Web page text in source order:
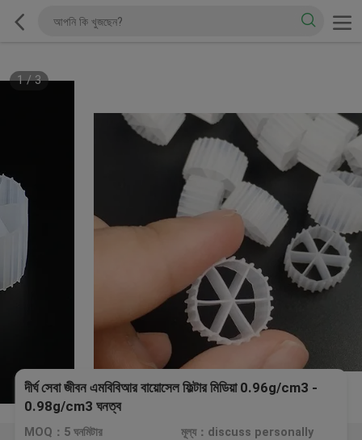
1/3
দীর্ঘ সেবা জীবন এমবিবিআর বায়োসেল ফিল্টার মিডিয়া 0.96g/cm3 -
0.98g/cm3 ঘনত্ব
MOQ：5 ঘনমিটার মূল্য：discuss personally